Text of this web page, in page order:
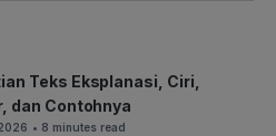
Teks Eksplanasi, Ciri,
dan Contohnya
• 8 minutes read